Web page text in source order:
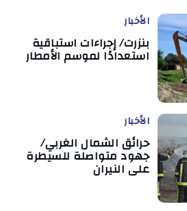
الأخبار
بنزرت/ إجراءات استباقية
استعدادًا لموسم الأمطار
الأخبار
حرائق الشمال الغربي/
جهود متواصلة للسيطرة
على النيران